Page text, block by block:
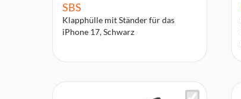
SBS
Klapphülle mit Ständer für das
iPhone 17, Schwarz